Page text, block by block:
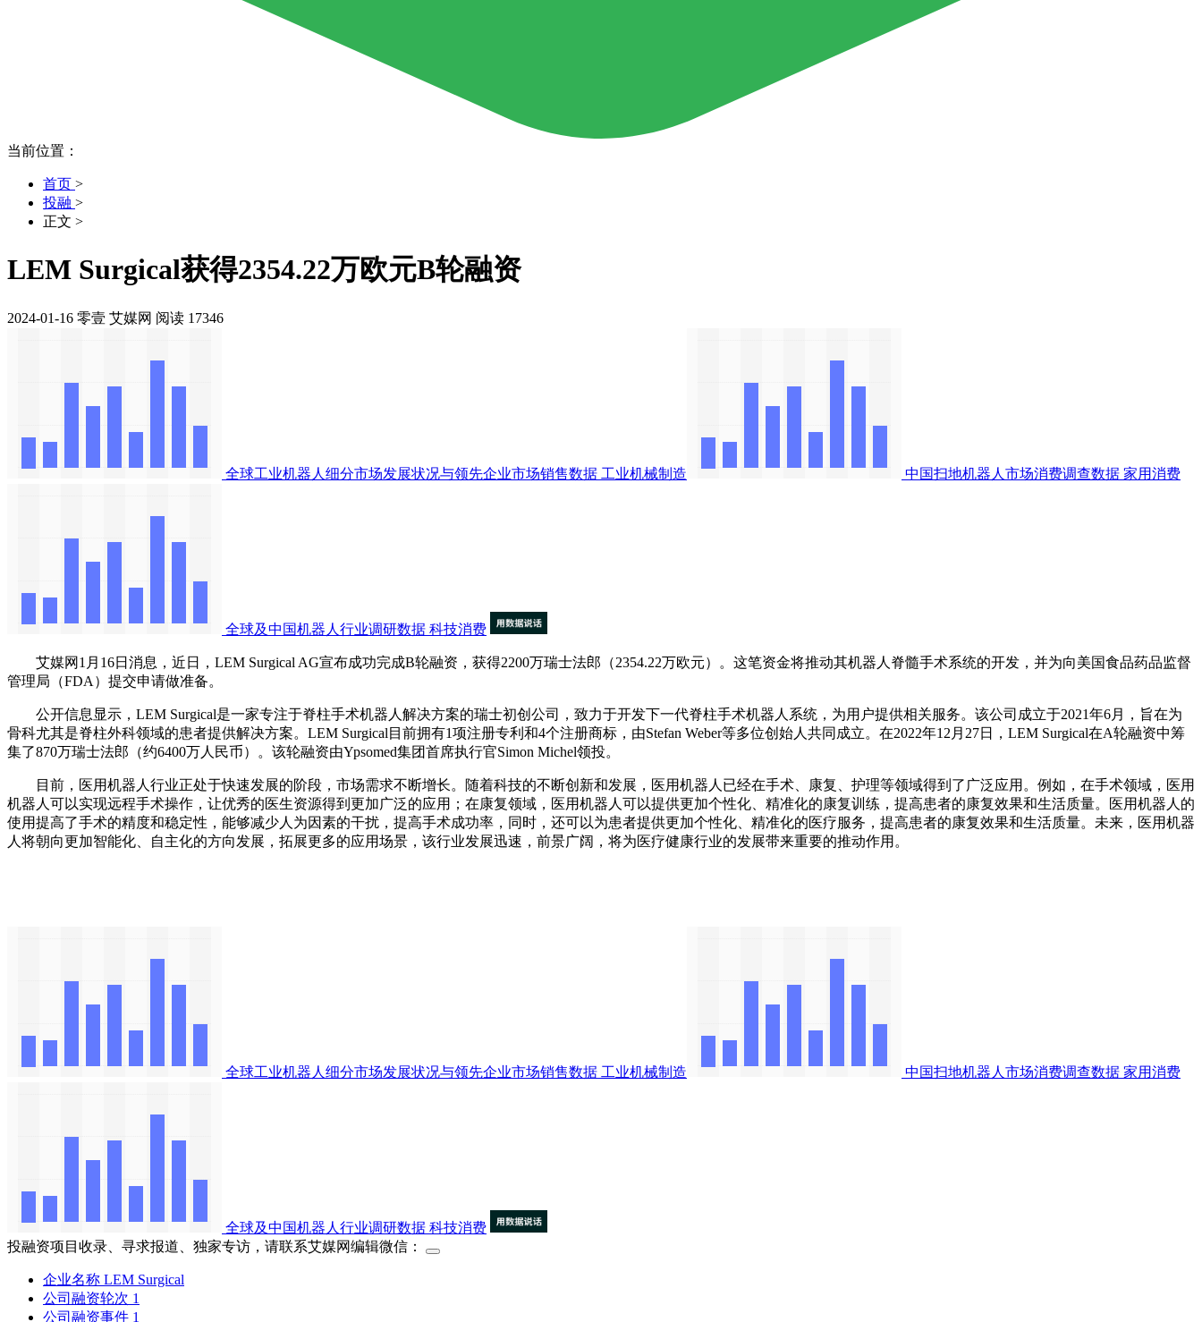
当前位置：
首页 >
投融 >
正文 >
LEM Surgical获得2354.22万欧元B轮融资
2024-01-16 零壹 艾媒网 阅读 17346
全球工业机器人细分市场发展状况与领先企业市场销售数据 工业机械制造 中国扫地机器人市场消费调查数据 家用消费
全球及中国机器人行业调研数据 科技消费
艾媒网1月16日消息，近日，LEM Surgical AG宣布成功完成B轮融资，获得2200万瑞士法郎（2354.22万欧元）。这笔资金将推动其机器人脊髓手术系统的开发，并为向美国食品药品监督
管理局（FDA）提交申请做准备。
公开信息显示，LEM Surgical是一家专注于脊柱手术机器人解决方案的瑞士初创公司，致力于开发下一代脊柱手术机器人系统，为用户提供相关服务。该公司成立于2021年6月，旨在为
骨科尤其是脊柱外科领域的患者提供解决方案。LEM Surgical目前拥有1项注册专利和4个注册商标，由Stefan Weber等多位创始人共同成立。在2022年12月27日，LEM Surgical在A轮融资中筹
集了870万瑞士法郎（约6400万人民币）。该轮融资由Ypsomed集团首席执行官Simon Michel领投。
目前，医用机器人行业正处于快速发展的阶段，市场需求不断增长。随着科技的不断创新和发展，医用机器人已经在手术、康复、护理等领域得到了广泛应用。例如，在手术领域，医用
机器人可以实现远程手术操作，让优秀的医生资源得到更加广泛的应用；在康复领域，医用机器人可以提供更加个性化、精准化的康复训练，提高患者的康复效果和生活质量。医用机器人的
使用提高了手术的精度和稳定性，能够减少人为因素的干扰，提高手术成功率，同时，还可以为患者提供更加个性化、精准化的医疗服务，提高患者的康复效果和生活质量。未来，医用机器
人将朝向更加智能化、自主化的方向发展，拓展更多的应用场景，该行业发展迅速，前景广阔，将为医疗健康行业的发展带来重要的推动作用。
全球工业机器人细分市场发展状况与领先企业市场销售数据 工业机械制造 中国扫地机器人市场消费调查数据 家用消费
全球及中国机器人行业调研数据 科技消费
投融资项目收录、寻求报道、独家专访，请联系艾媒网编辑微信：
企业名称 LEM Surgical
公司融资轮次 1
公司融资事件 1